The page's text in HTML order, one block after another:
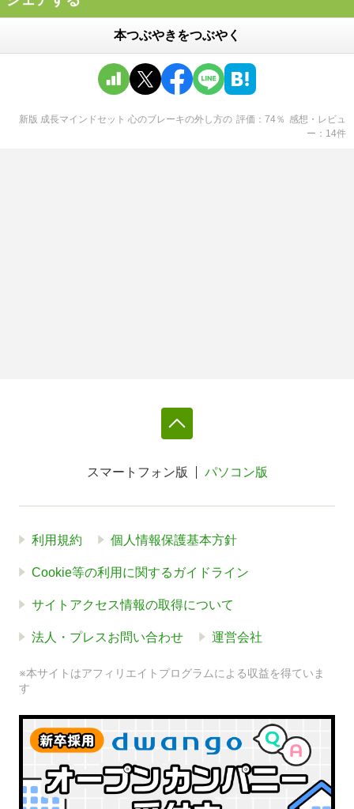
本つぶやきをつぶやく
新版 成長マインドセット 心のブレーキの外し方の 評価 74％ 感想・レビュ
ー
14件
スマートフォン版 パソコン版
利用規約 個人情報保護基本方針
Cookie等の利用に関するガイドライン
サイトアクセス情報の取得について
法人・プレスお問い合わせ 運営会社
※本サイトはアフィリエイトプログラムによる収益を得ていま
す